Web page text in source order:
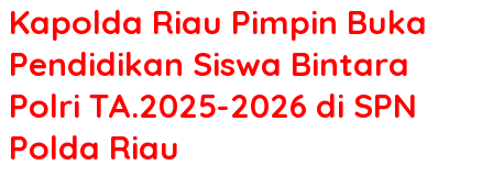
Kapolda Riau Pimpin Buka
Pendidikan Siswa Bintara
Polri TA.2025-2026 di SPN
Polda Riau